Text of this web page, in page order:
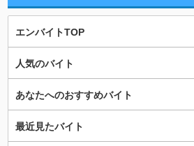
エンバイトTOP
人気のバイト
あなたへのおすすめバイト
最近見たバイト